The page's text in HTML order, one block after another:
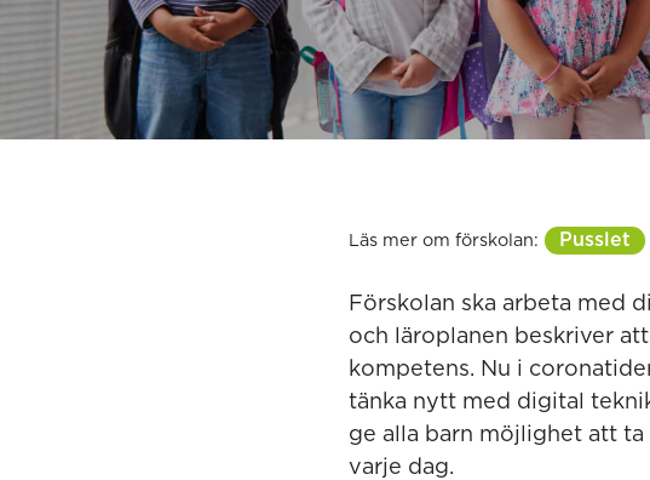
Läs mer om förskolan: Pusslet
Förskolan ska arbeta med
och läroplanen beskriver
kompetens. Nu i
tänka nytt med digital
ge alla barn möjlighet att
varje dag.